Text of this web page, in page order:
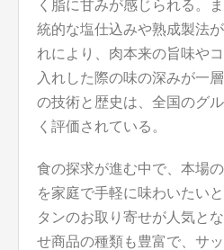
く脂に甘みが感じられる。
統的な塩仕込みや熟成製法
れにより、肉本来の旨味や
入れした際の味の深みが一
の技術と歴史は、全国のグ
く評価されている。
食の探求が進む中で、本場
を家庭で手軽に味わいたい
タンのお取り寄せが人気と
せ商品の種類も豊富で、サ